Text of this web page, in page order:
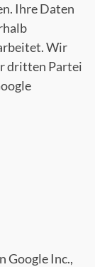
Ihre Daten
Wir
dritten Partei
Google Inc.,